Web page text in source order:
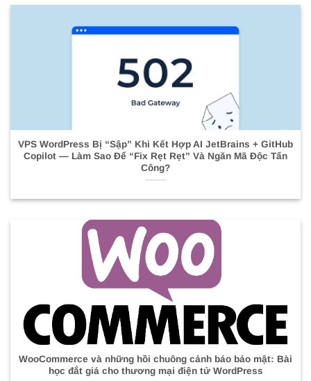
VPS WordPress Bị “Sập” Khi Kết Hợp AI JetBrains + GitHub
Copilot — Làm Sao Để “Fix Rẹt Rẹt” Và Ngăn Mã Độc Tấn
Công?
WooCommerce và những hồi chuông cảnh báo bảo mật: Bài
học đắt giá cho thương mại điện tử WordPress